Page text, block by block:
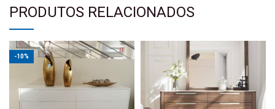
PRODUTOS RELACIONADOS
-10%